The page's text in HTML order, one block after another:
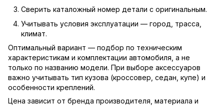
Сверить каталожный номер детали с оригинальным.
Учитывать условия эксплуатации — город, трасса,
климат.
Оптимальный вариант — подбор по техническим
характеристикам и комплектации автомобиля, а не
только по названию модели. При выборе аксессуаров
важно учитывать тип кузова (кроссовер, седан, купе) и
особенности креплений.
Цена зависит от бренда производителя, материала и